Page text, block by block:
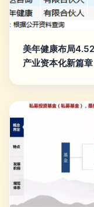
美年健康布局
产业资本化新篇章